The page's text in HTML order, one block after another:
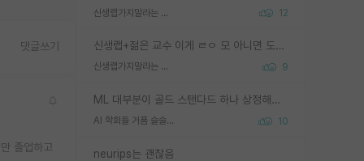
신생랩가지말라는 이유가 있었구나 12
신생랩+젊은 교수 이게 ㄹㅇ 모 아니면 도인듯.
신생랩가지말라는 이유가 있었구나 9
ML 대부분이 골드 스탠다드 하나 상정해놓고 (벤치마크 데이터셋이 여러 개면 여러 개 상정) 그거 얼마나 잘 맞추나 싸움임 가끔 번뜩이는 설계 철학을 보여주는 논문들도 있지만 대부분 그거 성적 얼마나 더 올리느라에 혈안이 되어 있는 측면이 잇음
AI 학회들 거품 슬슬 지적이 나오네요 10
neurips는 괜찮음
댓글쓰기
졸업하고